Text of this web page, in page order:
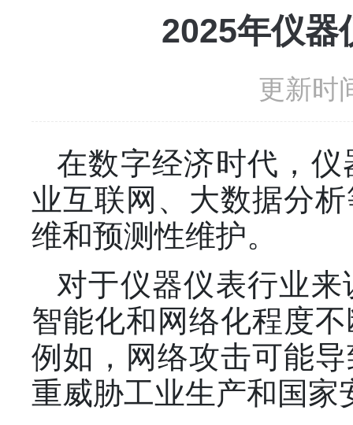
2025年仪器
更新时
在数字经济时代，
业互联网、大数据分
维和预测性维护。
对于仪器仪表行业
智能化和网络化程度
例如，网络攻击可能
重威胁工业生产和国家